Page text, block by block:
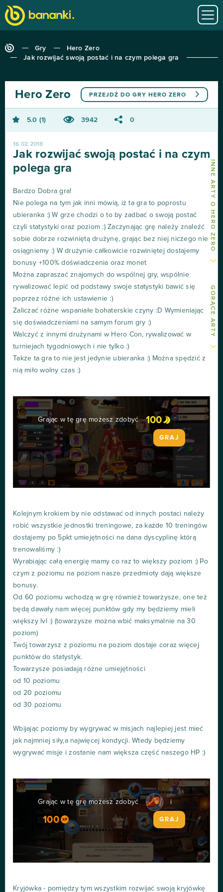
Gry
Hero Zero
Jak rozwijać swoją postać i na czym polega gra
INNE ARTY O HERO ZERO
GORĄCE ARTY
PRZEJDŹ DO GRY HERO ZERO
Hero Zero
5.0 1 3942 0
16.02.2018
Jak rozwijać swoją postać i na czym
polega gra
Bardzo Dobra gra!
Nie polega na tym jak inni mówią, iż ta gra to poprostu
ubieranka :) W grze chodzi o to by zadbać o swoją postać
czyli statystyki oraz poziom :) Zaczynając grę należy znaleźć
sobie dobrze rozwiniętą drużynę, grając bez niej niczego nie
osiągniemy :) W drużynie całkowicie rozwiniętej dostajemy
bonusy +100% doświadczenia oraz monet
Można zapraszać znajomych do wspólnej gry, wspólnie
rywalizować lepić od podstawy swoje statystyki bawić się
poprzez róźne ich ustawienie :)
Zaliczać różne wspaniałe bohaterskie czyny :D Wymieniając
się doświadczeniami na samym forum gry :)
Walczyć z innymi drużynami w Hero Con, rywalizować w
turniejach tygodniowych i nie tylko :)
Także ta gra to nie jest jedynie ubieranka :) Można spędzić z
nią miło wolny czas :)
Grając w tę grę możesz zdobyć 100
GRAJ
Kolejnym krokiem by nie odstawać od innych postaci należy
robić wszystkie jednostki treningowe, za każde 10 treningów
dostajemy po 5pkt umiejętności na dana dyscyplinę którą
trenowaliśmy :)
Wyrabiając całą energię mamy co raz to większy poziom :) Po
czym z poziomu na poziom nasze przedmioty dają większe
bonusy.
Od 60 poziomu wchodzą w grę również towarzysze, one też
będą dawały nam więcej punktów gdy my będziemy mieli
większy lvl :) (towarzysze można wbić maksymalnie na 30
poziom)
Twój towarzysz z poziomu na poziom dostaje coraz więcej
punktów do statystyk.
Towarzysze posiadają różne umiejętności
od 10 poziomu
od 20 poziomu
od 30 poziomu
Wbijając poziomy by wygrywać w misjach najlepiej jest mieć
jak najmniej siły,a najwięcej kondycji. Wtedy będziemy
wygrywać misje i zostanie nam większa część naszego HP :)
Grając w tę grę możesz zdobyć i
100 GRAJ
Kryjówka - pomiędzy tym wszystkim rozwijać swoją kryjówkę